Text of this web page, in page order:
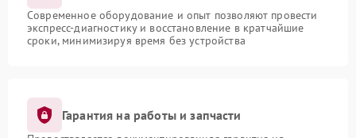
Современное оборудование и опыт позволяют провести
экспресс-диагностику и восстановление в кратчайшие
сроки, минимизируя время без устройства
Гарантия на работы и запчасти